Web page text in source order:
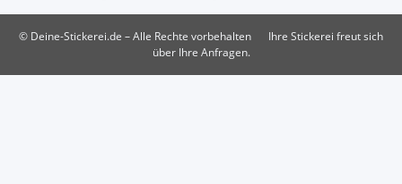
© Deine-Stickerei.de – Alle Rechte vorbehalten
Ihre Stickerei freut sich
über Ihre Anfragen.